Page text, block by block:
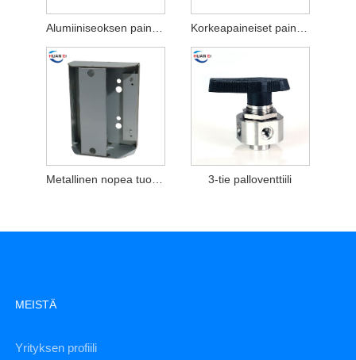
3-tie palloventtiili
MEISTÄ
Yrityksen profiili